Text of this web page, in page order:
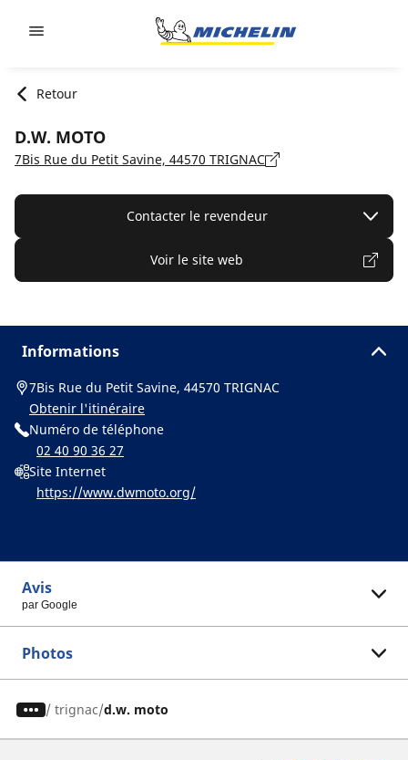
Retour
D.W. MOTO
7Bis Rue du Petit Savine, 44570 TRIGNAC
Contacter le revendeur
Voir le site web
Informations
7Bis Rue du Petit Savine, 44570 TRIGNAC
Obtenir l'itinéraire
Numéro de téléphone
02 40 90 36 27
Site Internet
https://www.dwmoto.org/
Avis
par Google
Photos
/ trignac d.w. moto